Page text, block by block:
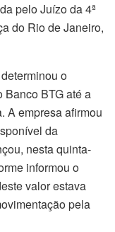
pelo Juízo da 4ª
do Rio de Janeiro,
o
Banco BTG até a
A empresa afirmou
da
nesta quinta-
informou o
valor estava
pela